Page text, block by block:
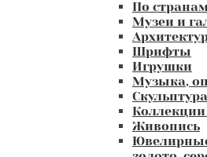
По
Музеи и
Шрифты
Игрушки
Музыка,
Скульптура
Живопись